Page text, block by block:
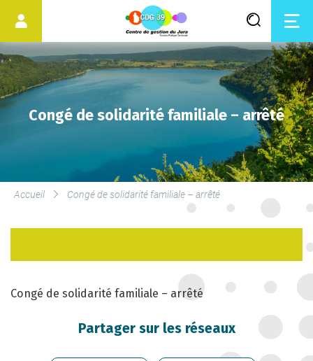
LES SERVICES DU CDG
LE DROIT SYNDICAL ET LES
PROFESSIONNELLES
CARRIÈRE DES
Congé de solidarité familiale – arrêté
Accueil Congé de solidarité familiale – arrêté
Congé de solidarité familiale – arrêté
Partager sur les réseaux